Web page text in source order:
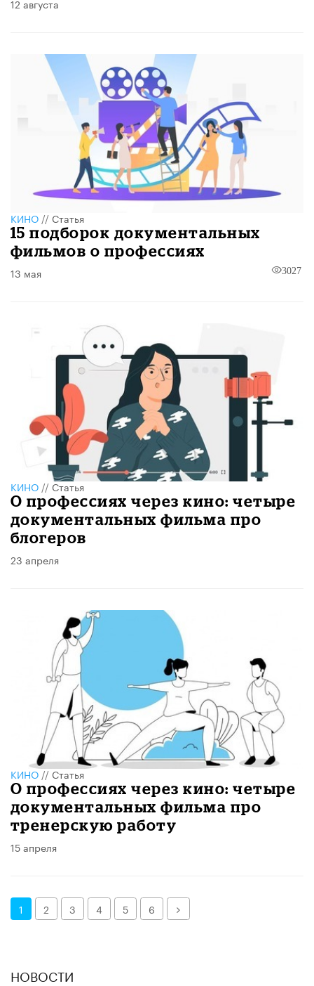
12 августа
КИНО // Статья
15 подборок документальных
фильмов о профессиях
13 мая 3027
КИНО // Статья
О профессиях через кино: четыре
документальных фильма про
блогеров
23 апреля
КИНО//Статья
О профессиях через кино: четыре
документальных фильма про
тренерскую работу
15 апреля
1 2 3 4 5 6 Далее
НОВОСТИ